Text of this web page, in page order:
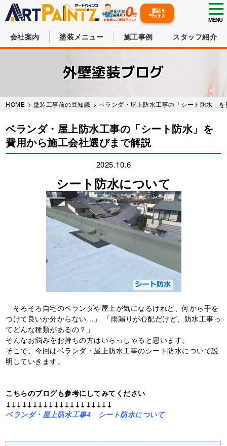
MENU
電話を
かける
会社案内 塗装メニュー 施工事例 スタッフ紹介
外壁塗装ブログ
HOME > 塗装工事前の豆知識 > ベランダ・屋上防水工事の「シート防水」
ベランダ・屋上防水工事の「シート防水」を
費用から施工会社選びまで解説
2025.10.6
シート防水について
「そろそろ自宅のベランダや屋上が気になるけれど、何から手を
つけて良いか分からない…」 「雨漏りが心配だけど、防水工事っ
てどんな種類があるの？」
そんなお悩みをお持ちの方はいらっしゃると思います。
そこで、今回はベランダ・屋上防水工事のシート防水について説
明していきます。
こちらのブログも参考にしてみてください
↓↓↓↓↓↓↓↓↓↓↓↓↓↓↓↓↓↓↓↓
ベランダ・屋上防水工事4 シート防水について